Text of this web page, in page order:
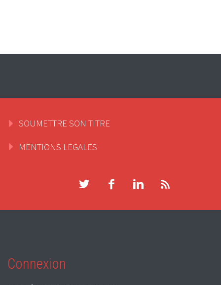
SOUMETTRE SON TITRE
MENTIONS LEGALES
Connexion